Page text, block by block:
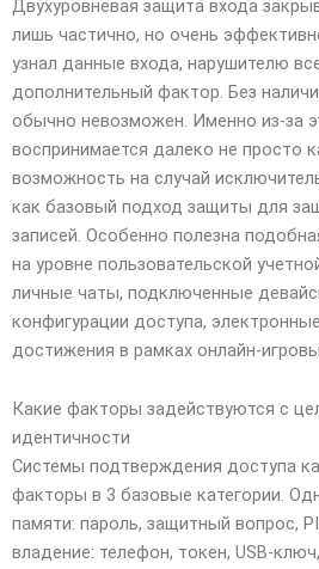
Двухуровневая защита входа
лишь частично, но очень
узнал данные входа, нарушителю
дополнительный фактор. Без
обычно невозможен. Именно из-за
воспринимается далеко не просто
возможность на случай
как базовый подход защиты для
записей. Особенно полезна
на уровне пользовательской
личные чаты, подключенные
конфигурации доступа,
достижения в рамках онлайн-
Какие факторы задействуются с
идентичности
Системы подтверждения доступа
факторы в 3 базовые категории.
памяти: пароль, защитный вопрос,
владение: телефон, токен, USB-